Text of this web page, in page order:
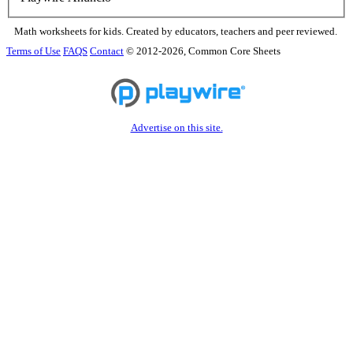
Math worksheets for kids. Created by educators, teachers and peer reviewed.
Terms of Use FAQS Contact © 2012-2026, Common Core Sheets
Advertise on this site.